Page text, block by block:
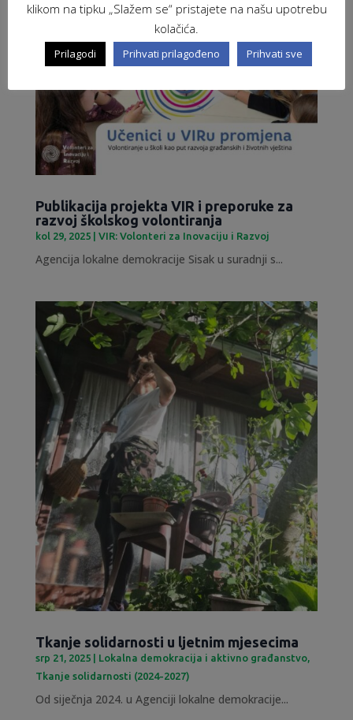
Publikacija projekta VIR i preporuke za
razvoj školskog volontiranja
kol 29, 2025| VIR: Volonteri za Inovaciju i Razvoj
Agencija lokalne demokracije Sisak u suradnji s...
Tkanje solidarnosti u ljetnim mjesecima
srp 21, 2025| Lokalna demokracija i aktivno građanstvo,
Tkanje solidarnosti (2024-2027)
Od siječnja 2024. u Agenciji lokalne demokracije...
klikom na tipku „Slažem se“ pristajete na našu upotrebu
kolačića.
Prilagodi Prihvati prilagođeno Prihvati sve